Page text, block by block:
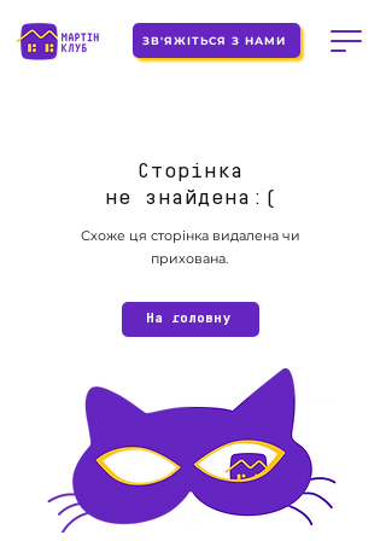
ЗВ'ЯЖІТЬСЯ З НАМИ
Сторінка
не знайдена:(
Схоже ця сторінка видалена чи
прихована.
На головну